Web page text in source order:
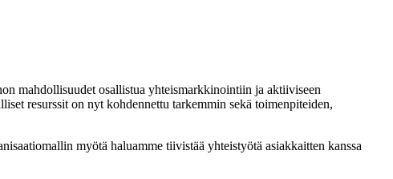
mahdollisuudet osallistua yhteismarkkinointiin ja aktiiviseen
resurssit on nyt kohdennettu tarkemmin sekä toimenpiteiden,
myötä haluamme tiivistää yhteistyötä asiakkaitten kanssa